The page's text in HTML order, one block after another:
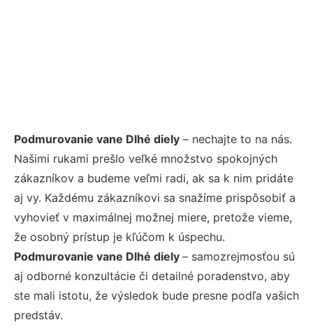
Podmurovanie vane Dlhé diely – nechajte to na nás.
Našimi rukami prešlo veľké množstvo spokojných
zákazníkov a budeme veľmi radi, ak sa k nim pridáte
aj vy. Každému zákazníkovi sa snažíme prispôsobiť a
vyhovieť v maximálnej možnej miere, pretože vieme,
že osobný prístup je kľúčom k úspechu.
Podmurovanie vane Dlhé diely – samozrejmosťou sú
aj odborné konzultácie či detailné poradenstvo, aby
ste mali istotu, že výsledok bude presne podľa vašich
predstáv.